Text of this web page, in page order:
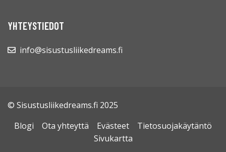
YHTEYSTIEDOT
info@sisustusliikedreams.fi
© Sisustusliikedreams.fi 2025
Blogi
Ota yhteyttä Evästeet
Tietosuojakäytäntö
Sivukartta